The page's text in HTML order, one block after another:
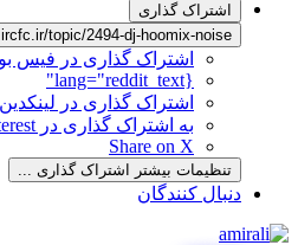
اشتراک گذاری
topic/2494-dj-hoomix-noise/
اشتراک گذاری در فیس
{lang="reddit_text"
اشتراک گذاری در لینکدین
به اشتراک گذاری در Pinterest
Share on X
تنظیمات بیشتر اشتراک گذاری ...
دنبال کنندگان